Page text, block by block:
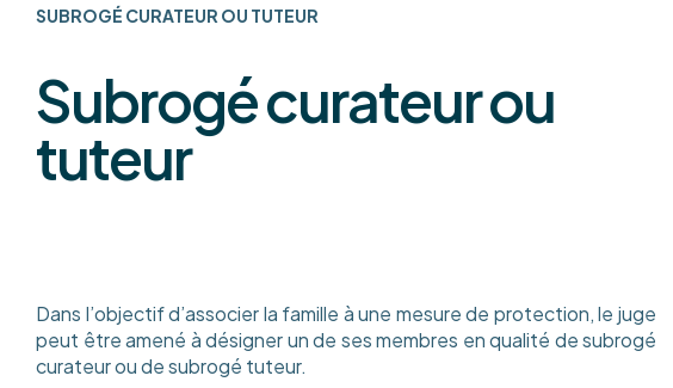
SUBROGÉ CURATEUR OU TUTEUR
Subrogé curateur ou
tuteur
Dans l’objectif d’associer la famille à une mesure de protection, le juge
peut être amené à désigner un de ses membres en qualité de subrogé
curateur ou de subrogé tuteur.